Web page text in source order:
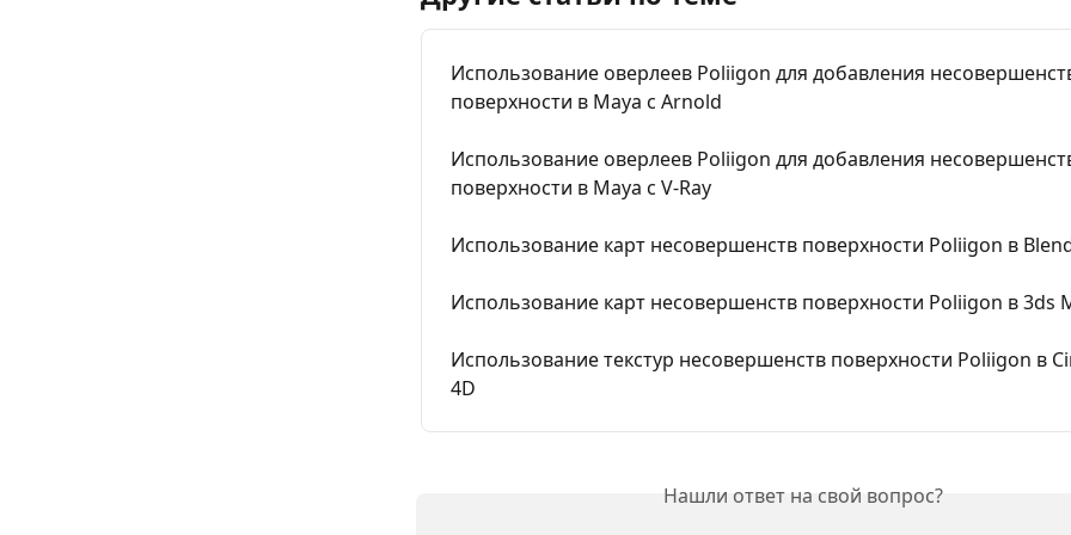
Использование оверлеев Poliigon для добавления
поверхности в Maya с Arnold
Использование оверлеев Poliigon для добавления
поверхности в Maya с V-Ray
Использование карт несовершенств поверхности Poliigon в
Использование карт несовершенств поверхности Poliigon в 3ds
Использование текстур несовершенств поверхности Poliigon в
4D
Нашли ответ на свой вопрос?